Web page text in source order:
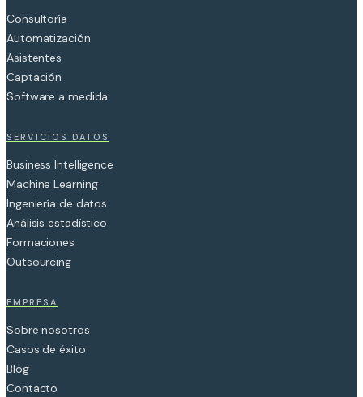
Consultoría
Automatización
Asistentes
Captación
Software a medida
SERVICIOS DATOS
Business Intelligence
Machine Learning
Ingeniería de datos
Análisis estadístico
Formaciones
Outsourcing
EMPRESA
Sobre nosotros
Casos de éxito
Blog
Contacto